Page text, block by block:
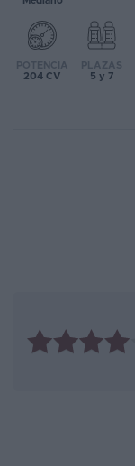
Favoritos
Concesionarios
POTENCIA
204 CV
PLAZAS
5 y 7